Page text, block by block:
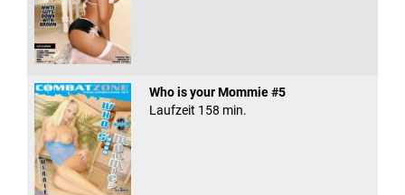
Who is your Mommie #5
Laufzeit 158 min.